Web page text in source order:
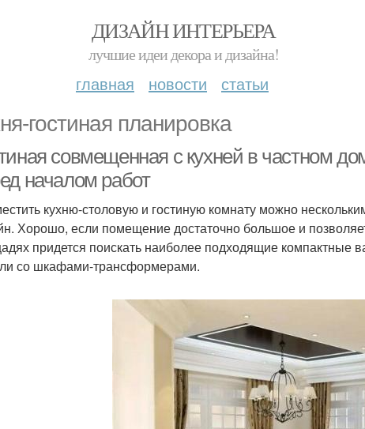
ДИЗАЙН ИНТЕРЬЕРА
лучшие идеи декора и дизайна!
главная новости статьи
гостиная планировка
совмещенная с кухней в частном
началом работ
кухню-столовую и гостиную комнату можно
Хорошо, если помещение достаточно большое и
придется поискать наиболее подходящие компактные
со шкафами-трансформерами.